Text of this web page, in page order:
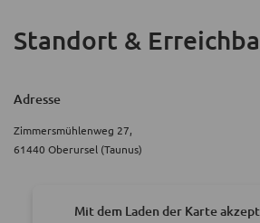
Standort &
Adresse
Zimmersmühlenweg 27,
61440 Oberursel (Taunus)
Mit dem Laden der Karte